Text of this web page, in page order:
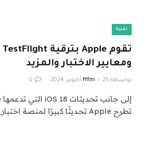
تقنية
ومعايير الاختبار والمزيد
بواسطة fffm 25 أكتوبر، 2024 0
تطرح Apple تحديثًا كبيرًا لمنصة اختبار التطبيقات للمطورين، TestFlight.…